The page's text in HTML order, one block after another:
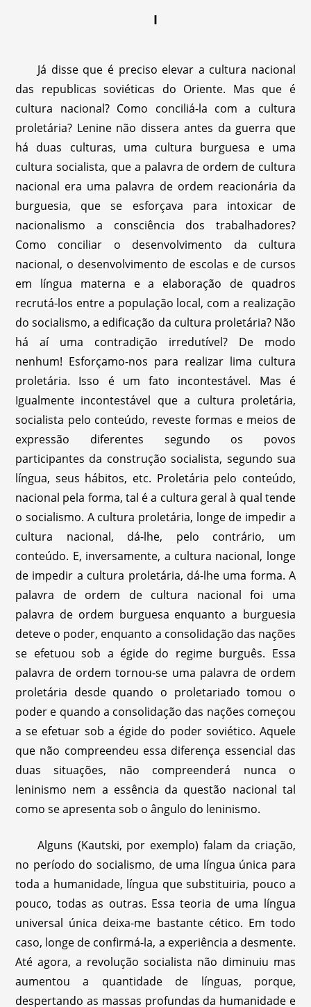
I
Já disse que é preciso elevar a cultura nacional
das republicas soviéticas do Oriente. Mas que é
cultura nacional? Como conciliá-la com a cultura
proletária? Lenine não dissera antes da guerra que
há duas culturas, uma cultura burguesa e uma
cultura socialista, que a palavra de ordem de cultura
nacional era uma palavra de ordem reacionária da
burguesia, que se esforçava para intoxicar de
nacionalismo a consciência dos trabalhadores?
Como conciliar o desenvolvimento da cultura
nacional, o desenvolvimento de escolas e de cursos
em língua materna e a elaboração de quadros
recrutá-los entre a população local, com a realização
do socialismo, a edificação da cultura proletária? Não
há aí uma contradição irredutível? De modo
nenhum! Esforçamo-nos para realizar lima cultura
proletária. Isso é um fato incontestável. Mas é
Igualmente incontestável que a cultura proletária,
socialista pelo conteúdo, reveste formas e meios de
expressão diferentes segundo os povos
participantes da construção socialista, segundo sua
língua, seus hábitos, etc. Proletária pelo conteúdo,
nacional pela forma, tal é a cultura geral à qual tende
o socialismo. A cultura proletária, longe de impedir a
cultura nacional, dá-lhe, pelo contrário, um
conteúdo. E, inversamente, a cultura nacional, longe
de impedir a cultura proletária, dá-lhe uma forma. A
palavra de ordem de cultura nacional foi uma
palavra de ordem burguesa enquanto a burguesia
deteve o poder, enquanto a consolidação das nações
se efetuou sob a égide do regime burguês. Essa
palavra de ordem tornou-se uma palavra de ordem
proletária desde quando o proletariado tomou o
poder e quando a consolidação das nações começou
a se efetuar sob a égide do poder soviético. Aquele
que não compreendeu essa diferença essencial das
duas situações, não compreenderá nunca o
leninismo nem a essência da questão nacional tal
como se apresenta sob o ângulo do leninismo.
Alguns (Kautski, por exemplo) falam da criação,
no período do socialismo, de uma língua única para
toda a humanidade, língua que substituiria, pouco a
pouco, todas as outras. Essa teoria de uma língua
universal única deixa-me bastante cético. Em todo
caso, longe de confirmá-la, a experiência a desmente.
Até agora, a revolução socialista não diminuiu mas
aumentou a quantidade de línguas, porque,
despertando as massas profundas da humanidade e